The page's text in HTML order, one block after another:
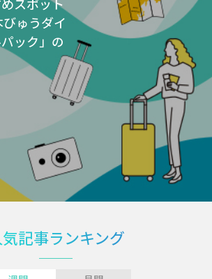
スポット
ゅうダイ
ック」の
気記事ランキング